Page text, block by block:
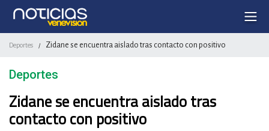
Deportes / Zidane se encuentra aislado tras contacto con positivo
Deportes
Zidane se encuentra aislado tras
contacto con positivo